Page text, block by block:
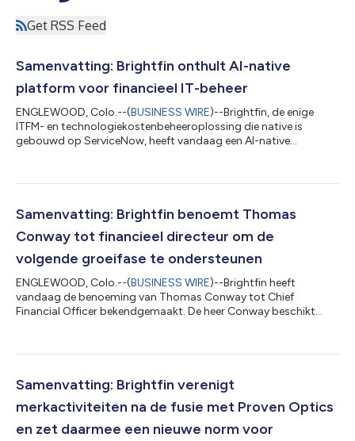
Get RSS Feed
Samenvatting: Brightfin onthult AI-native
platform voor financieel IT-beheer
ENGLEWOOD, Colo.--(BUSINESS WIRE)--Brightfin, de enige
ITFM- en technologiekostenbeheeroplossing die native is
gebouwd op ServiceNow, heeft vandaag een AI-native
aan verouderde systemen toe te voegen, heeft Brightfin
de data, daarop contextueel inzicht bouwend en AI-agents
leverend die de taal van IT-financiën spre...
Samenvatting: Brightfin benoemt Thomas
Conway tot financieel directeur om de
volgende groeifase te ondersteunen
ENGLEWOOD, Colo.--(BUSINESS WIRE)--Brightfin heeft
vandaag de benoeming van Thomas Conway tot Chief
Financial Officer bekendgemaakt. De heer Conway beschikt
gaat een sleutelrol spelen bij het ondersteunen van de verdere
Conway treedt in dienst bij Brightfin na de recente
samenvoeging van Brightfin en Pr...
Samenvatting: Brightfin verenigt
merkactiviteiten na de fusie met Proven Optics
en zet daarmee een nieuwe norm voor